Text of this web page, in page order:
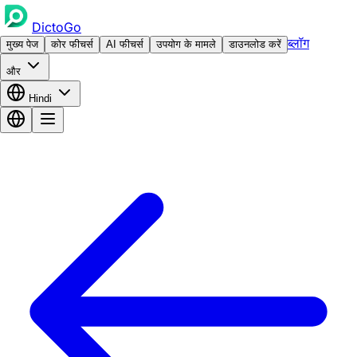
DictoGo
मुख्य पेज कोर फीचर्स AI फीचर्स उपयोग के मामले डाउनलोड करें ब्लॉग
और
Hindi